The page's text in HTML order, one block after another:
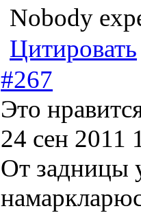
Nobody
Цитировать
#267
Это
24 сен 2011
От задницы